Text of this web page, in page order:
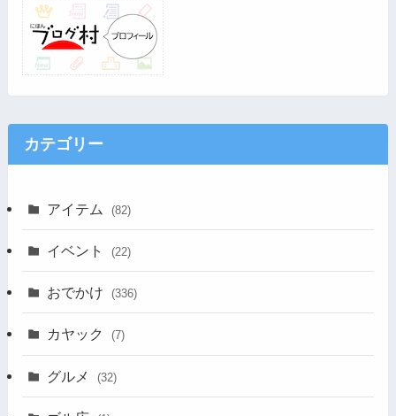
カテゴリー
アイテム (82)
イベント (22)
おでかけ (336)
カヤック (7)
グルメ (32)